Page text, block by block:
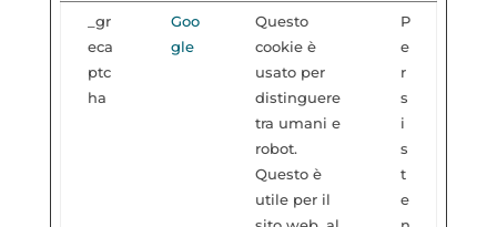
_gr
eca
ptc
ha
Goo
gle
Questo
cookie è
usato per
distinguere
tra umani e
robot.
Questo è
utile per il
P
e
r
s
i
s
t
e